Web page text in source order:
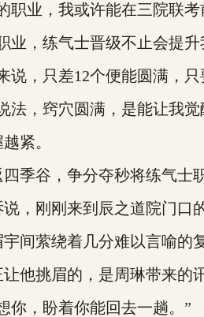
业，我或许能在三院联考
，练气士晋级不止会提升
，只差12个便能圆满，只
，窍穴圆满，是能让我
紧。
谷，争分夺秒将练气士职
刚刚来到辰之道院门口
萦绕着几分难以言喻的复
挑眉的，是周琳带来的讯
，盼着你能回去一趟。”